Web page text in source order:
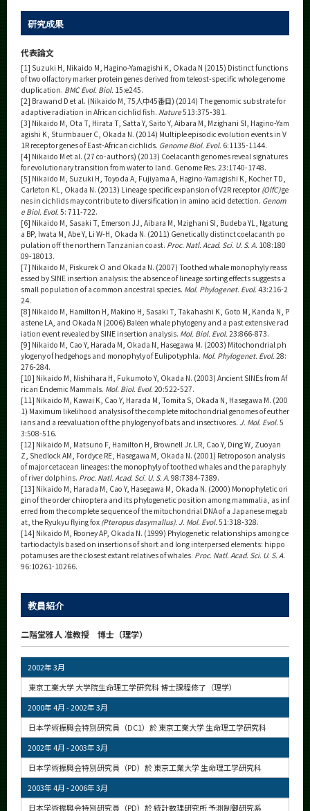
研究成果
代表論文
[1] Suzuki H, Nikaido M, Hagino-Yamagishi K, Okada N (2015) Distinct functions
of two olfactory marker protein genes derived from teleost-specific whole genome
duplication. BMC Evol. Biol. 15:e245.
[2] Brawand D et al. (Nikaido M, 75人中45番目) (2014) The genomic substrate for
adaptive radiation in African cichlid fish. Nature513:375-381.
[3] Nikaido M, Ota T, Hirata T, Satta Y, Saito Y, Aibara M, Mzighani SI, Hagino-Yam
agishi K, Sturmbauer C, Okada N. (2014) Multiple episodic evolution events in V
1R receptor genes of East-African cichlids. Genome Biol. Evol. 6:1135-1144.
[4] Nikaido M et al. (27 co-authors) (2013) Coelacanth genomes reveal signatures
for evolutionary transition from water to land. Genome Res. 23:1740-1748.
[5] Nikaido M, Suzuki H, Toyoda A, Fujiyama A, Hagino-Yamagishi K, Kocher TD,
Carleton KL, Okada N. (2013) Lineage specific expansion of V2R receptor (OlfC)ge
nes in cichlids may contribute to diversification in amino acid detection. Genom
e Biol. Evol. 5: 711-722.
[6] Nikaido M, Sasaki T, Emerson JJ, Aibara M, Mzighani SI, Budeba YL, Ngatung
a BP, Iwata M, Abe Y, Li W-H, Okada N. (2011) Genetically distinct coelacanth po
pulation off the northern Tanzanian coast. Proc. Natl. Acad. Sci. U. S. A. 108:180
09-18013.
[7] Nikaido M, Piskurek O and Okada N. (2007) Toothed whale monophyly reass
essed by SINE insertion analysis: the absence of lineage sorting effects suggests a
small population of a common ancestral species. Mol. Phylogenet. Evol. 43:216-2
24.
[8] Nikaido M, Hamilton H, Makino H, Sasaki T, Takahashi K, Goto M, Kanda N, P
astene LA, and Okada N (2006) Baleen whale phylogeny and a past extensive rad
iation event revealed by SINE insertion analysis. Mol. Biol. Evol. 23:866-873.
[9] Nikaido M, Cao Y, Harada M, Okada N, Hasegawa M. (2003) Mitochondrial ph
ylogeny of hedgehogs and monophyly of Eulipotyphla. Mol. Phylogenet. Evol. 28:
276-284.
[10] Nikaido M, Nishihara H, Fukumoto Y, Okada N. (2003) Ancient SINEs from Af
rican Endemic Mammals. Mol. Biol. Evol. 20:522-527.
[11] Nikaido M, Kawai K, Cao Y, Harada M, Tomita S, Okada N, Hasegawa M. (200
1) Maximum likelihood analysis of the complete mitochondrial genomes of euther
ians and a reevaluation of the phylogeny of bats and insectivores. J. Mol. Evol. 5
3:508-516.
[12] Nikaido M, Matsuno F, Hamilton H, Brownell Jr. LR, Cao Y, Ding W, Zuoyan
Z, Shedlock AM, Fordyce RE, Hasegawa M, Okada N. (2001) Retroposon analysis
of major cetacean lineages: the monophyly of toothed whales and the paraphyly
of river dolphins. Proc. Natl. Acad. Sci. U. S. A. 98:7384-7389.
[13] Nikaido M, Harada M, Cao Y, Hasegawa M, Okada N. (2000) Monophyletic ori
gin of the order chiroptera and its phylogenetic position among mammalia, as inf
erred from the complete sequence of the mitochondrial DNA of a Japanese megab
at, the Ryukyu flying fox (Pteropus dasymallus). J. Mol. Evol. 51:318-328.
[14] Nikaido M, Rooney AP, Okada N. (1999) Phylogenetic relationships among ce
tartiodactyls based on insertions of short and long interpersed elements: hippo
potamuses are the closest extant relatives of whales. Proc. Natl. Acad. Sci. U. S. A.
96:10261-10266.
教員紹介
二階堂雅人 准教授 博士（理学）
2002年 3月
東京工業大学 大学院生命理工学研究科 博士課程修了（理学）
2000年 4月 - 2002年 3月
日本学術振興会特別研究員（DC1）於 東京工業大学 生命理工学研究科
2002年 4月 - 2003年 3月
日本学術振興会特別研究員（PD）於 東京工業大学 生命理工学研究科
2003年 4月 - 2006年 3月
日本学術振興会特別研究員（PD）於 統計数理研究所 予測制御研究系